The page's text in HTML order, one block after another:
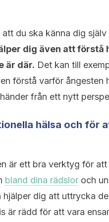
du ska känna dig själv
dig även att förstå
är där. Det kan till
förstå varför ångesten
från ett nytt
hälsa och för
är ett bra verktyg för
bland dina rädslor och
dig att uttrycka
är rädd för att vara